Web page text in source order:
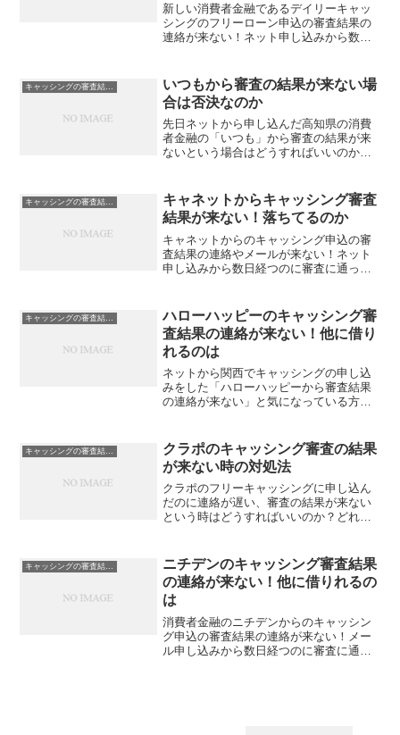
新しい消費者金融であるデイリーキャッ
シングのフリーローン申込の審査結果の
連絡が来ない！ネット申し込みから数日
をご存知ですか？この記事では審査結果
の連絡が遅い場合の対処方法や、もし審
査落ちになってしまった場合はどうした
らいいのかも含めて紹介しています。
キャッシングの審査結果が来ない
いつもから審査の結果が来ない場
合は否決なのか
先日ネットから申し込んだ高知県の消費
者金融の「いつも」から審査の結果が来
ないという場合はどうすればいいのか？
審査に落ちてしまっているならどうする
べきなのか！わかりやすく書いていま
す。
キャッシングの審査結果が来ない
キャネットからキャッシング審査
結果が来ない！落ちてるのか
キャネットからのキャッシング申込の審
査結果の連絡やメールが来ない！ネット
申し込みから数日経つのに審査に通った
記事では審査結果の連絡が遅い場合の対
処方法や、もし審査落ちになってしまっ
た場合はどうしたらいいのかも含めて紹
介しています。
ハローハッピーのキャッシング審
査結果の連絡が来ない！他に借り
れるのは
ネットから関西でキャッシングの申し込
みをした「ハローハッピーから審査結果
の連絡が来ない」と気になっている方！
審査結果の返事の連絡がまたく来ないと
いう状況って非常に困りま...
クラポのキャッシング審査の結果
が来ない時の対処法
クラポのフリーキャッシングに申し込ん
だのに連絡が遅い、審査の結果が来ない
という時はどうすればいいのか？どれだ
なのか判断する方法と、もし審査に落ち
てしまっているならどうするべきなの
か！などをわかりやすく書いています。
キャッシングの審査結果が来ない
ニチデンのキャッシング審査結果
の連絡が来ない！他に借りれるの
は
消費者金融のニチデンからのキャッシン
グ申込の審査結果の連絡が来ない！メー
ル申し込みから数日経つのに審査に通っ